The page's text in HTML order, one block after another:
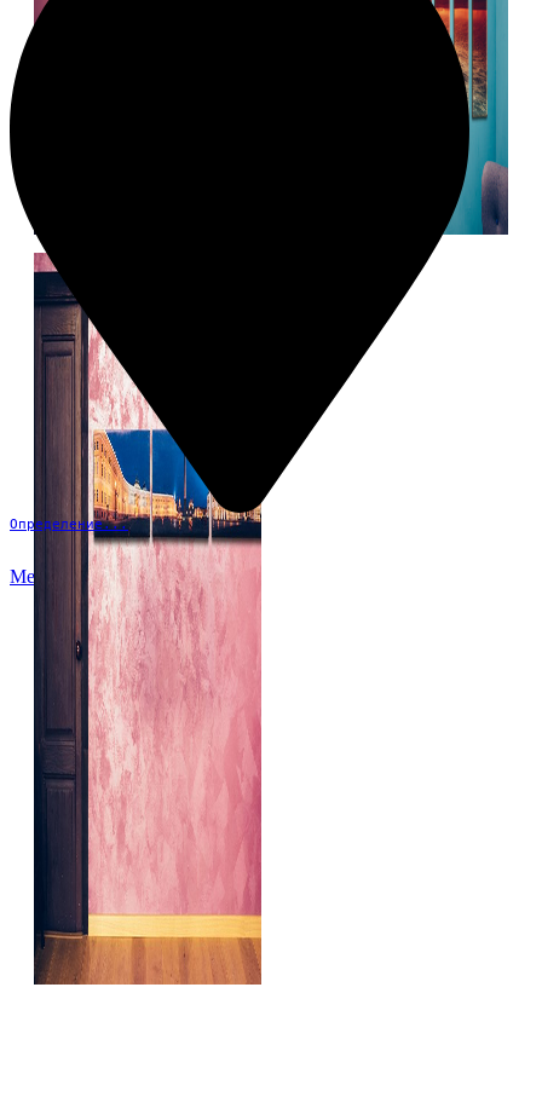
Определение...
Меню